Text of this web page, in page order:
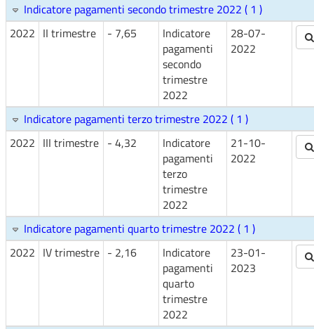
Indicatore pagamenti secondo trimestre 2022 ( 1 )
2022 II trimestre - 7,65
Indicatore
pagamenti
secondo
trimestre
2022
28-07-
2022
Indicatore pagamenti terzo trimestre 2022 ( 1 )
2022 III trimestre - 4,32
Indicatore
pagamenti
terzo
trimestre
2022
21-10-
2022
Indicatore pagamenti quarto trimestre 2022 ( 1 )
2022 IV trimestre - 2,16
Indicatore
pagamenti
quarto
trimestre
2022
23-01-
2023